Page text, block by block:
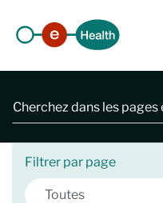
2481 résultats
Filtrer par page
Toutes